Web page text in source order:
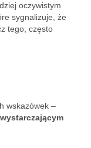
oczywistym
sygnalizuje, że
tego, często
wskazówek –